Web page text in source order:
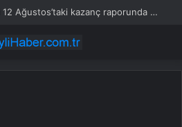
Nebius Group hissesi 12 Ağustos’taki kazanç raporunda %13 hareket edebilir